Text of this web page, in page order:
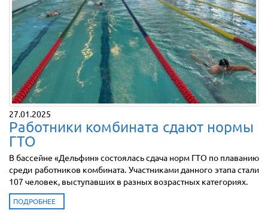
27.01.2025
Работники комбината сдают нормы
ГТО
В бассейне «Дельфин» состоялась сдача норм ГТО по плаванию
среди работников комбината. Участниками данного этапа стали
107 человек, выступавших в разных возрастных категориях.
ПОДРОБНЕЕ